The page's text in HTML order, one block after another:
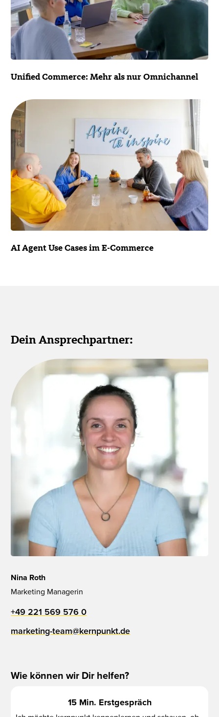
Unified Commerce: Mehr als nur Omnichannel
AI Agent Use Cases im E-Commerce
Dein Ansprechpartner:
Nina Roth
Marketing Managerin
+49 221 569 576 0
marketing-team@kernpunkt.de
Wie können wir Dir helfen?
15 Min. Erstgespräch